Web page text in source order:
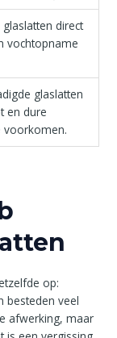
direct
vochtopname
glaslatten
en dure
voorkomen.
op:
besteden veel
afwerking, maar